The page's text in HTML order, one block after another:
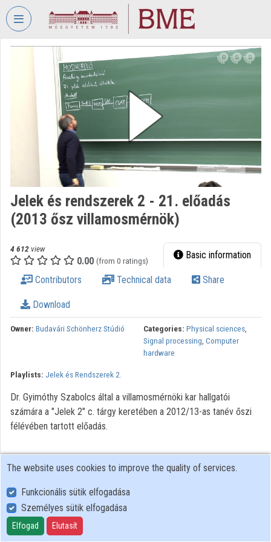
Skip header Skip menu
VIDEO
UNIVERSITY
TECHNOLOGY
ECONOMICS
Organization home
Log In
Categories
Organization playlists
Organizations
Contributors
Jelek és rendszerek 2 - 21. előadás
(2013 ősz villamosmérnök)
4 612 view
0.00 (from 0 ratings) Basic information
Contributors Technical data Share
Download
Owner: Budavári Schönherz Stúdió Categories: Physical sciences,
Signal processing, Computer
hardware
Playlists: Jelek és Rendszerek 2.
Dr. Gyimóthy Szabolcs által a villamosmérnöki kar hallgatói
számára a "Jelek 2" c. tárgy keretében a 2012/13-as tanév őszi
félévében tartott előadás.
User Policy
Adatkezelési tájékoztató (en)
Cookie Policy
The website uses cookies to improve the quality of services.
Funkcionális sütik elfogadása
Személyes sütik elfogadása
Elfogad Elutasít